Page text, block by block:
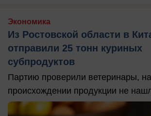
Экономика
Из Ростовской области в
отправили 25 тонн куриных
субпродуктов
Партию проверили ветеринары,
происхождении продукции не